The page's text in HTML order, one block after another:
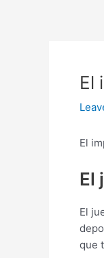
El
El
El
El
que